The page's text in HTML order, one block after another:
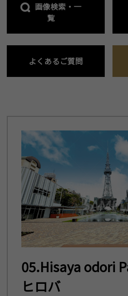
画像検索・一
覧
よくあるご質問
05.Hisaya odori
ヒロバ